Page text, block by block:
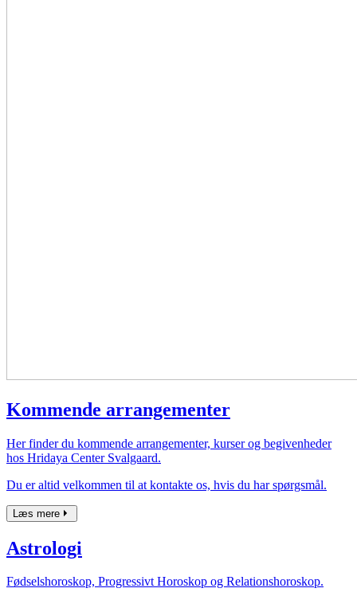
Kommende arrangementer
Her finder du kommende arrangementer, kurser og begivenheder
hos Hridaya Center Svalgaard.
Du er altid velkommen til at kontakte os, hvis du har spørgsmål.
Læs mere
Astrologi
Fødselshoroskop, Progressivt Horoskop og Relationshoroskop.